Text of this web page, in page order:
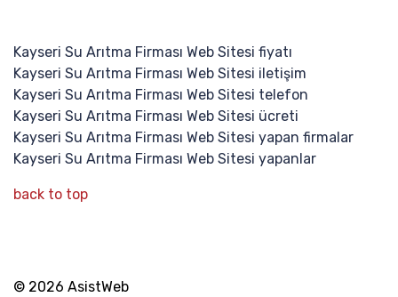
Kayseri Su Arıtma Firması Web Sitesi fiyatı
Kayseri Su Arıtma Firması Web Sitesi iletişim
Kayseri Su Arıtma Firması Web Sitesi telefon
Kayseri Su Arıtma Firması Web Sitesi ücreti
Kayseri Su Arıtma Firması Web Sitesi yapan firmalar
Kayseri Su Arıtma Firması Web Sitesi yapanlar
back to top
© 2026 AsistWeb